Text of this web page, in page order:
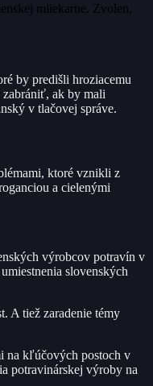
mliekarne. Zvolen,
by predišli hroziacemu
zabrániť, ak by mali
v tlačovej správe.
ktoré vznikli z
a cielenými
výrobcov potravín v
slovenských
A tiež zaradenie témy
na kľúčových postoch v
potravinárskej výroby na